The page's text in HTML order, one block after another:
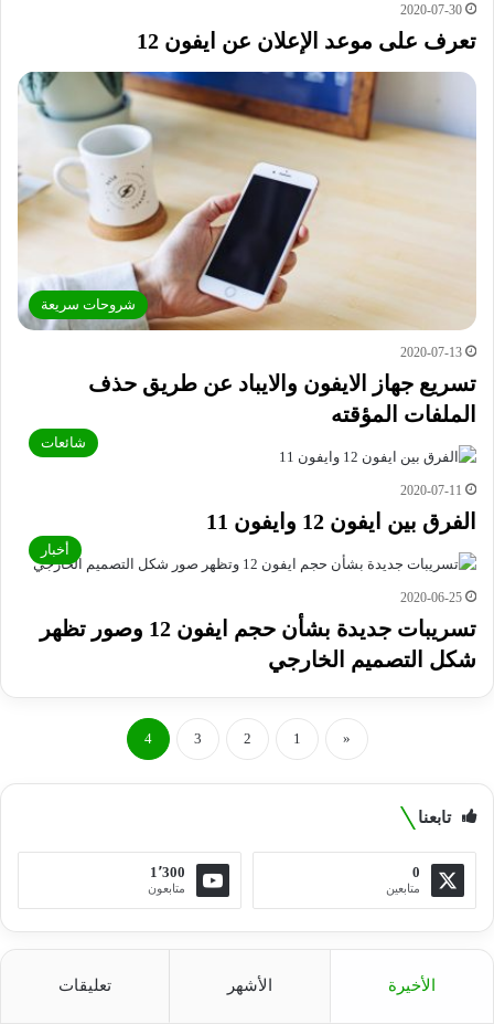
2020-07-30
تعرف على موعد الإعلان عن ايفون 12
شروحات سريعة
2020-07-13
تسريع جهاز الايفون والايباد عن طريق حذف
الملفات المؤقته
شائعات
2020-07-11
الفرق بين ايفون 12 وايفون 11
أخبار
2020-06-25
تسريبات جديدة بشأن حجم ايفون 12 وصور تظهر
شكل التصميم الخارجي
«
1
2
3
4
تابعنا
0
متابعين
1٬300
متابعون
الأخيرة الأشهر تعليقات